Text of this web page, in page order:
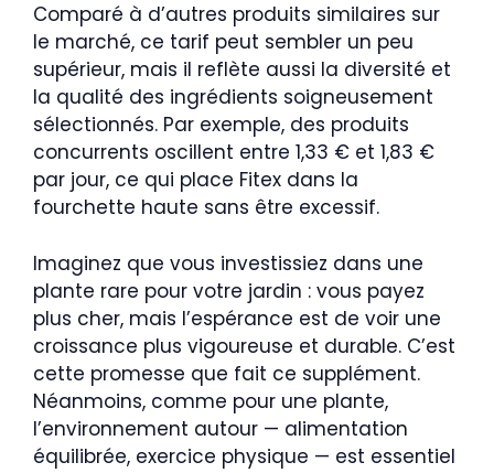
Comparé à d’autres produits similaires sur
le marché, ce tarif peut sembler un peu
supérieur, mais il reflète aussi la diversité et
la qualité des ingrédients soigneusement
sélectionnés. Par exemple, des produits
concurrents oscillent entre 1,33 € et 1,83 €
par jour, ce qui place Fitex dans la
fourchette haute sans être excessif.
Imaginez que vous investissiez dans une
plante rare pour votre jardin : vous payez
plus cher, mais l’espérance est de voir une
croissance plus vigoureuse et durable. C’est
cette promesse que fait ce supplément.
Néanmoins, comme pour une plante,
l’environnement autour — alimentation
équilibrée, exercice physique — est essentiel